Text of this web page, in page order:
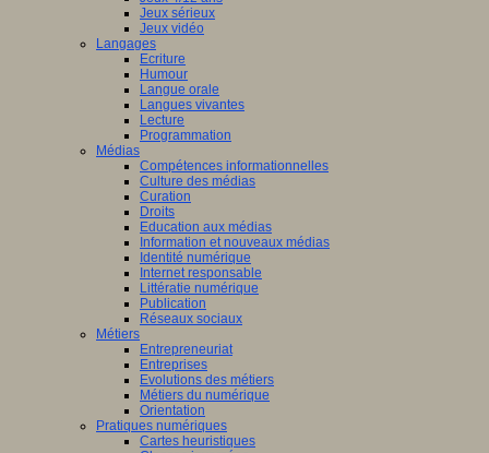
Jeux sérieux
Jeux vidéo
Langages
Ecriture
Humour
Langue orale
Langues vivantes
Lecture
Programmation
Médias
Compétences informationnelles
Culture des médias
Curation
Droits
Education aux médias
Information et nouveaux médias
Identité numérique
Internet responsable
Littératie numérique
Publication
Réseaux sociaux
Métiers
Entrepreneuriat
Entreprises
Evolutions des métiers
Métiers du numérique
Orientation
Pratiques numériques
Cartes heuristiques